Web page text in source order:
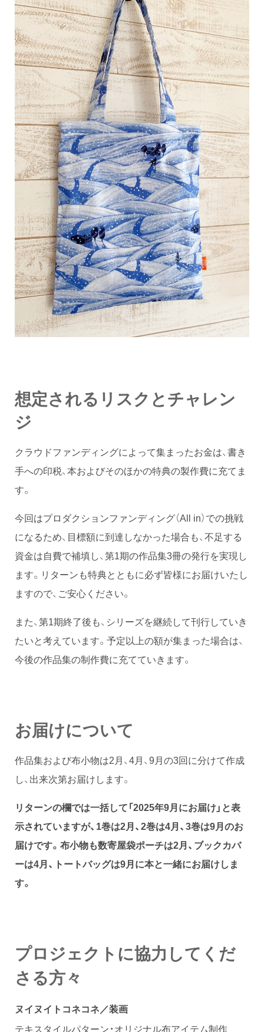
想定されるリスクとチャレン
ジ
クラウドファンディングによって集まったお金は、書き
手への印税、本およびそのほかの特典の製作費に充てま
す。
今回はプロダクションファンディング（All in）での挑戦
になるため、目標額に到達しなかった場合も、不足する
資金は自費で補填し、第1期の作品集3冊の発行を実現し
ます。リターンも特典とともに必ず皆様にお届けいたし
ますので、ご安心ください。
また、第1期終了後も、シリーズを継続して刊行していき
たいと考えています。予定以上の額が集まった場合は、
今後の作品集の制作費に充てていきます。
お届けについて
作品集および布小物は2月、4月、9月の3回に分けて作成
し、出来次第お届けします。
リターンの欄では一括して「2025年9月にお届け」と表
示されていますが、1巻は2月、2巻は4月、3巻は9月のお
届けです。 布小物も数寄屋袋ポーチは2月、ブックカバ
ーは4月、トートバッグは9月に本と一緒にお届けしま
す。
プロジェクトに協力してくだ
さる方々
ヌイヌイトコネコネ／装画
テキスタイルパターン・オリジナル布アイテム制作